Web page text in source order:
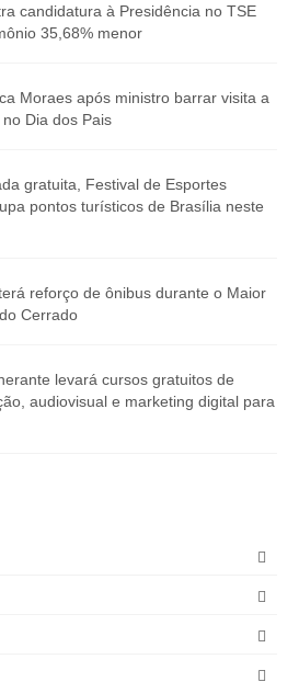
candidatura à Presidência no TSE
35,68% menor
Moraes após ministro barrar visita a
Dia dos Pais
gratuita, Festival de Esportes
pontos turísticos de Brasília neste
reforço de ônibus durante o Maior
Cerrado
levará cursos gratuitos de
audiovisual e marketing digital para